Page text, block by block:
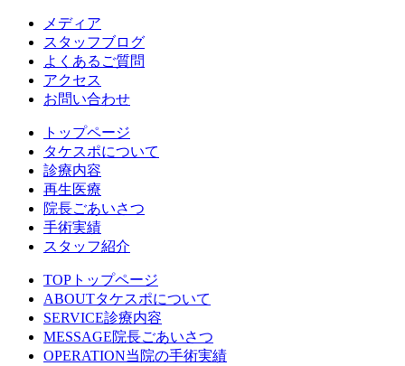
メディア
スタッフブログ
よくあるご質問
アクセス
お問い合わせ
トップページ
タケスポについて
診療内容
再生医療
院長ごあいさつ
手術実績
スタッフ紹介
TOP トップページ
ABOUTタケスポについて
SERVICE診療内容
MESSAGE院長ごあいさつ
OPERATION当院の手術実績